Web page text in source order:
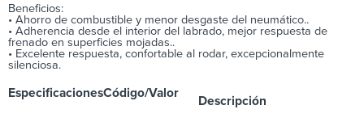
Beneficios:
• Ahorro de combustible y menor desgaste del neumático..
• Adherencia desde el interior del labrado, mejor respuesta de
frenado en superficies mojadas..
• Excelente respuesta, confortable al rodar, excepcionalmente
silenciosa.
EspecificacionesCódigo/Valor
Descripción